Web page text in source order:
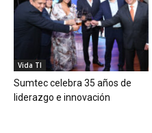
Vida TI
Sumtec celebra 35 años de
liderazgo e innovación